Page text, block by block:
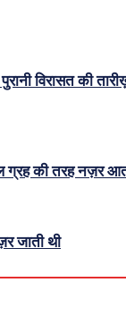
विरासत की
ग्रह की तरह नज़र
जाती थी